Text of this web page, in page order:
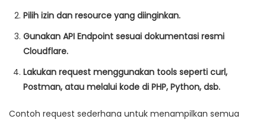
Pilih izin dan resource yang diinginkan.
Gunakan API Endpoint sesuai dokumentasi resmi
Cloudflare.
Lakukan request menggunakan tools seperti curl,
Postman, atau melalui kode di PHP, Python, dsb.
Contoh request sederhana untuk menampilkan semua